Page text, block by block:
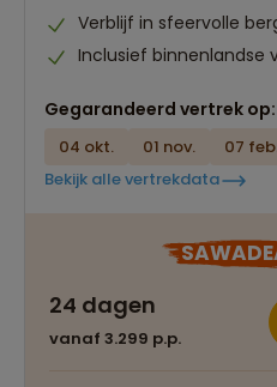
Verblijf in sfeervolle
Inclusief binnenlandse
Gegarandeerd vertrek op:
04 okt. 01 nov. 07
Bekijk alle vertrekdata
24 dagen
vanaf 3.299 p.p.